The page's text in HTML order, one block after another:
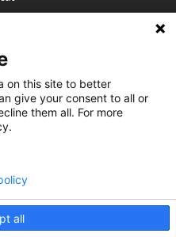
on this site to better
give your consent to all or
them all. For more
all